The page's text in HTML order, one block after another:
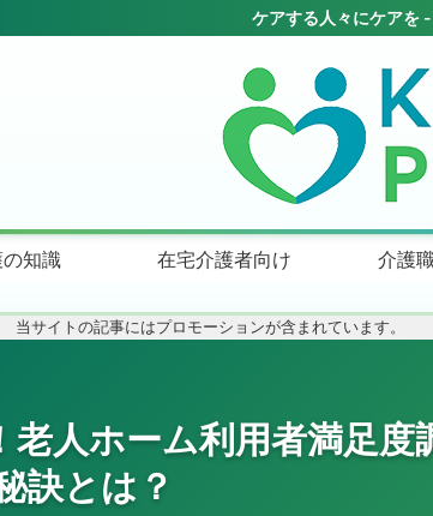
知識 在宅介護者向け 介護
当サイトの記事にはプロモーションが含まれています。
人ホーム利用者満足度
訣とは？